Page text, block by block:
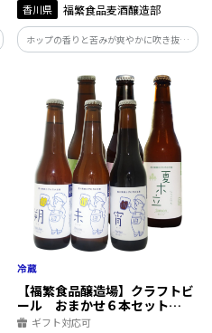
香川県 福繁食品麦酒醸造部
ホップの香りと苦みが爽やかに吹き抜け
るドライな味わい。暑さの中で飲むのに
ぴったりな、夏季限定ビールです。
【福繁食品醸造場】クラフトビ
ール おまかせ６本セット
330ml
ギフト対応可